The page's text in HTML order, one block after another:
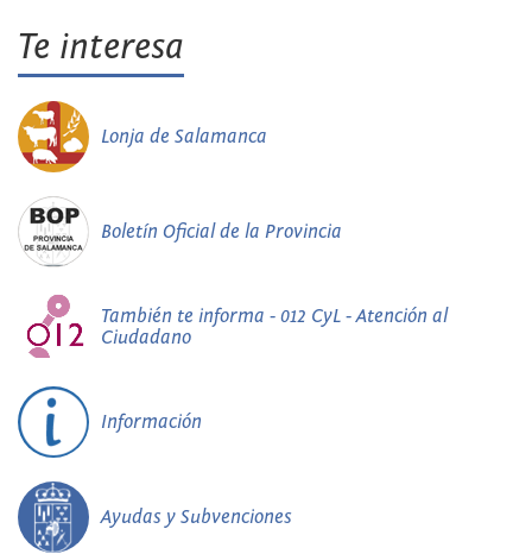
Te interesa
Lonja de Salamanca
Boletín Oficial de la Provincia
También te informa - 012 CyL - Atención al
Ciudadano
Información
Ayudas y Subvenciones